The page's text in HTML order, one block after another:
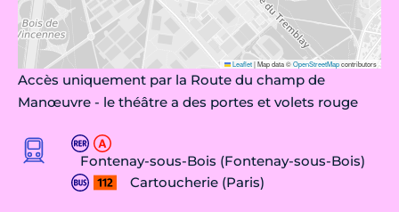
Leaflet|Map data ©OpenStreetMapcontributors
Accès uniquement par la Route du champ de
Manœuvre - le théâtre a des portes et volets rouge
Fontenay-sous-Bois (Fontenay-sous-Bois)
Cartoucherie (Paris)